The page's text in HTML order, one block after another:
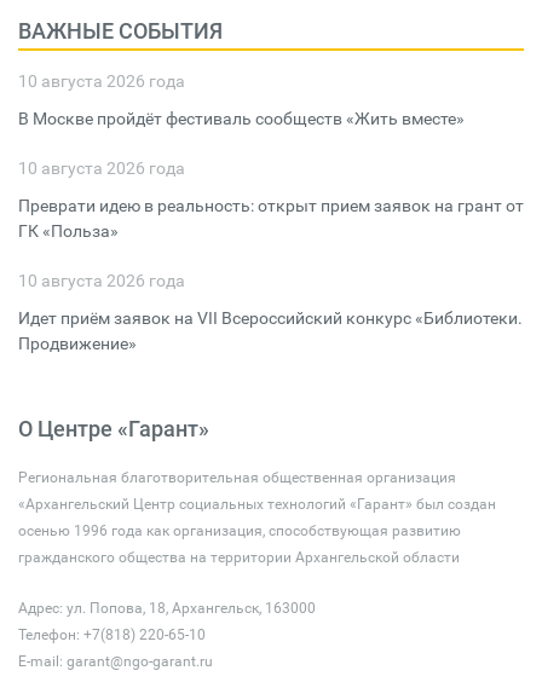
ВАЖНЫЕ СОБЫТИЯ
10 августа 2026 года
В Москве пройдёт фестиваль сообществ «Жить вместе»
10 августа 2026 года
Преврати идею в реальность: открыт прием заявок на грант от
ГК «Польза»
10 августа 2026 года
Идет приём заявок на VII Всероссийский конкурс «Библиотеки.
Продвижение»
О Центре «Гарант»
Региональная благотворительная общественная организация
«Архангельский Центр социальных технологий «Гарант» был создан
осенью 1996 года как организация, способствующая развитию
гражданского общества на территории Архангельской области
Адрес: ул. Попова, 18, Архангельск, 163000
Телефон: +7(818) 220-65-10
E-mail: garant@ngo-garant.ru